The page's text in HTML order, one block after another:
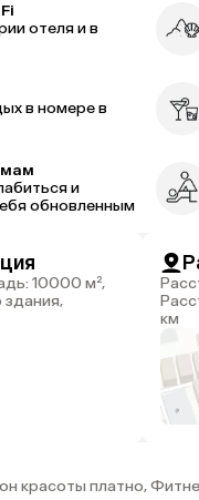
отеля и в
в номере в
и
обновленным
10000 м²,
здания,
Расстояние до центра города: 2 км,
км
красоты платно,